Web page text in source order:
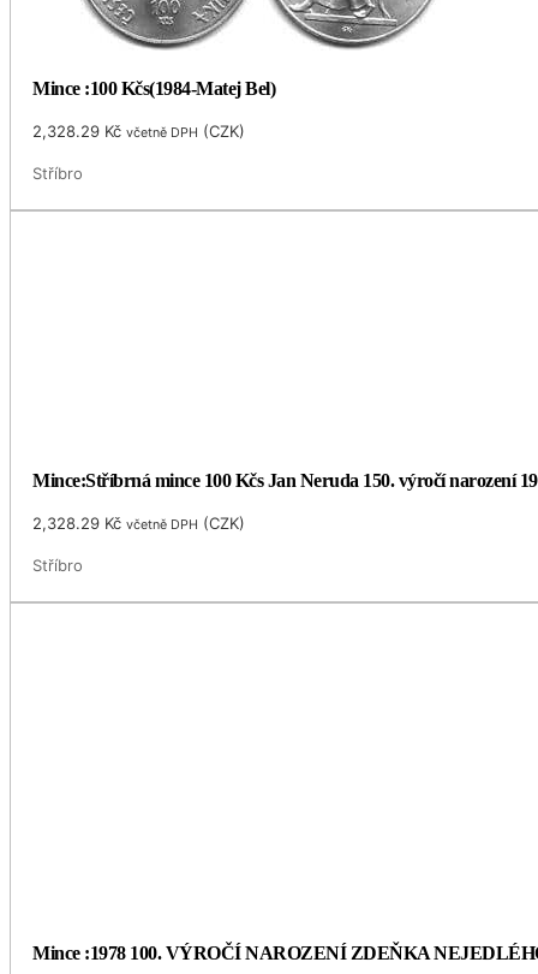
Mince :100 Kčs(1984-Matej Bel)
2,328.29 Kč včetně DPH (CZK)
Stříbro
Mince:Stříbrná mince 100 Kčs Jan Neruda 150. výročí narození
2,328.29 Kč včetně DPH (CZK)
Stříbro
Mince :1978 100. VÝROČÍ NAROZENÍ ZDEŇKA